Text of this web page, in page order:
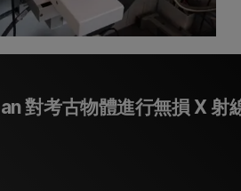
對考古物體進行無損 X 射